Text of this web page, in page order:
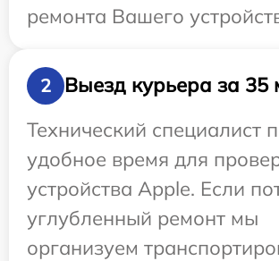
ремонта Вашего
2
Выезд курьера за 35
Технический специалист
удобное время для
устройства Apple. Если
углубленный ремонт мы
организуем